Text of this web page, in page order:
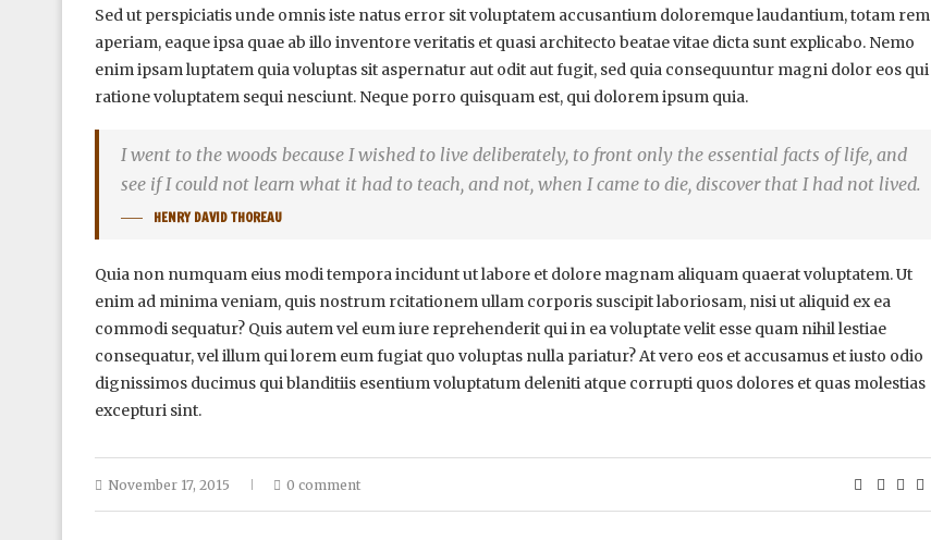
Sed ut perspiciatis unde omnis iste natus error sit voluptatem accusantium doloremque laudantium, totam rem
aperiam, eaque ipsa quae ab illo inventore veritatis et quasi architecto beatae vitae dicta sunt explicabo. Nemo
enim ipsam luptatem quia voluptas sit aspernatur aut odit aut fugit, sed quia consequuntur magni dolor eos qui
ratione voluptatem sequi nesciunt. Neque porro quisquam est, qui dolorem ipsum quia.
I went to the woods because I wished to live deliberately, to front only the essential facts of life, and
see if I could not learn what it had to teach, and not, when I came to die, discover that I had not lived.
HENRY DAVID THOREAU
Quia non numquam eius modi tempora incidunt ut labore et dolore magnam aliquam quaerat voluptatem. Ut
enim ad minima veniam, quis nostrum rcitationem ullam corporis suscipit laboriosam, nisi ut aliquid ex ea
commodi sequatur? Quis autem vel eum iure reprehenderit qui in ea voluptate velit esse quam nihil lestiae
consequatur, vel illum qui lorem eum fugiat quo voluptas nulla pariatur? At vero eos et accusamus et iusto odio
dignissimos ducimus qui blanditiis esentium voluptatum deleniti atque corrupti quos dolores et quas molestias
excepturi sint.
November 17, 2015 0 comment